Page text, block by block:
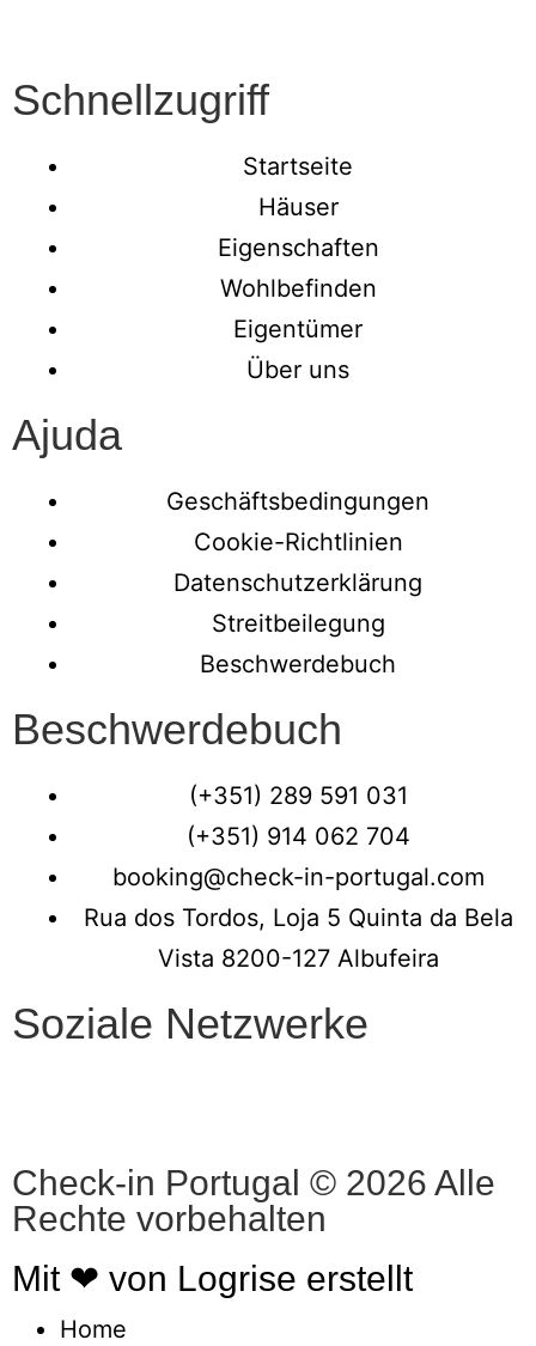
Schnellzugriff
Startseite
Häuser
Eigenschaften
Wohlbefinden
Eigentümer
Über uns
Ajuda
Geschäftsbedingungen
Cookie-Richtlinien
Datenschutzerklärung
Streitbeilegung
Beschwerdebuch
Beschwerdebuch
(+351) 289 591 031
(+351) 914 062 704
booking@check-in-portugal.com
Rua dos Tordos, Loja 5 Quinta da Bela
Vista 8200-127 Albufeira
Soziale Netzwerke
Check-in Portugal © 2026 Alle
Rechte vorbehalten
Mit ❤ von Logrise erstellt
Home